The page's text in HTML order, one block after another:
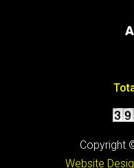
Copyright
Website